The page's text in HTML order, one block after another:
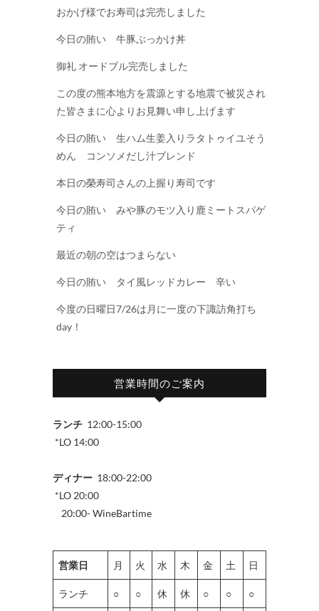
おかげ様でお寿司は完売しました
今日の賄い 牛豚ぶっかけ丼
御礼 オードブル完売しました
この度の熊本地方を震源とする地震で被災され
た皆さまに心よりお見舞い申し上げます
今日の賄い 生ハム生姜入りラタトゥイユそう
めん コンソメだし汁ブレンド
本日の榮寿司さんの上握り寿司です
今日の賄い みや豚のモツ入り鹿ミートスパゲ
ティ
最近の朝の空はつまらない
今日の賄い タイ風レッドカレー 辛い
今度の日曜日7/26は月に一度の下諏訪角打ち
day！
営業時間のご案内
ランチ 12:00-15:00
*LO 14:00
ディナー 18:00-22:00
*LO 20:00
20:00- WineBartime
営業日 月 火 水 木 金 土 日
ランチ ○ ○ 休 休 ○ ○ ○